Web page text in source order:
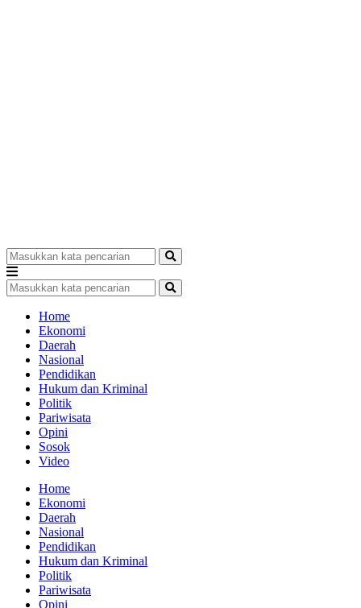
Home
Ekonomi
Daerah
Nasional
Pendidikan
Hukum dan Kriminal
Politik
Pariwisata
Opini
Sosok
Video
Home
Ekonomi
Daerah
Nasional
Pendidikan
Hukum dan Kriminal
Politik
Pariwisata
Opini